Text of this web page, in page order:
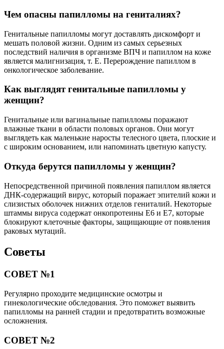
Чем опасны папилломы на гениталиях?
Генитальные папилломы могут доставлять дискомфорт и
мешать половой жизни. Одним из самых серьезных
последствий наличия в организме ВПЧ и папиллом на коже
является малигнизация, т. Е. Перерождение папиллом в
онкологическое заболевание.
Как выглядят генитальные папилломы у
женщин?
Генитальные или вагинальные папилломы поражают
влажные ткани в области половых органов. Они могут
выглядеть как маленькие наросты телесного цвета, плоские и
с широким основанием, или напоминать цветную капусту.
Откуда берутся папилломы у женщин?
Непосредственной причиной появления папиллом является
ДНК-содержащий вирус, который поражает эпителий кожи и
слизистых оболочек нижних отделов гениталий. Некоторые
штаммы вируса содержат онкопротеины Е6 и Е7, которые
блокируют клеточные факторы, защищающие от появления
раковых мутаций.
Советы
СОВЕТ №1
Регулярно проходите медицинские осмотры и
гинекологические обследования. Это поможет выявить
папилломы на ранней стадии и предотвратить возможные
осложнения.
СОВЕТ №2